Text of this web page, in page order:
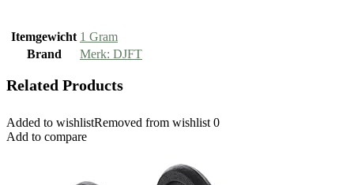
Itemgewicht ‎1 Gram
Brand
Merk: DJFT
Related Products
Added to wishlistRemoved from wishlist 0
Add to compare